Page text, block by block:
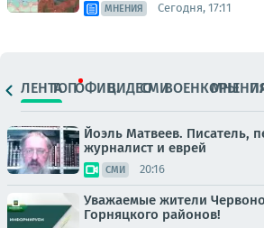
МНЕНИЯ Сегодня, 17:11
ЛЕНТАТОПОФИЦ.ВИДЕОСМИВОЕНКОРЫ
Йоэль Матвеев. Писатель,
журналист и еврей
СМИ 20:16
Уважаемые жители
Горняцкого районов!